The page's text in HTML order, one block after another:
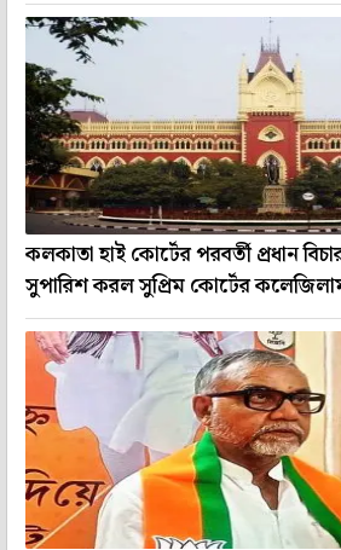
কলকাতা হাই কোর্টের পরবর্তী প্রধান
সুপারিশ করল সুপ্রিম কোর্টের